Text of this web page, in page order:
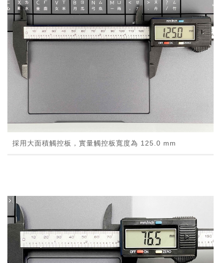
採用大面積觸控板，實量觸控板寬度為 125.0 mm